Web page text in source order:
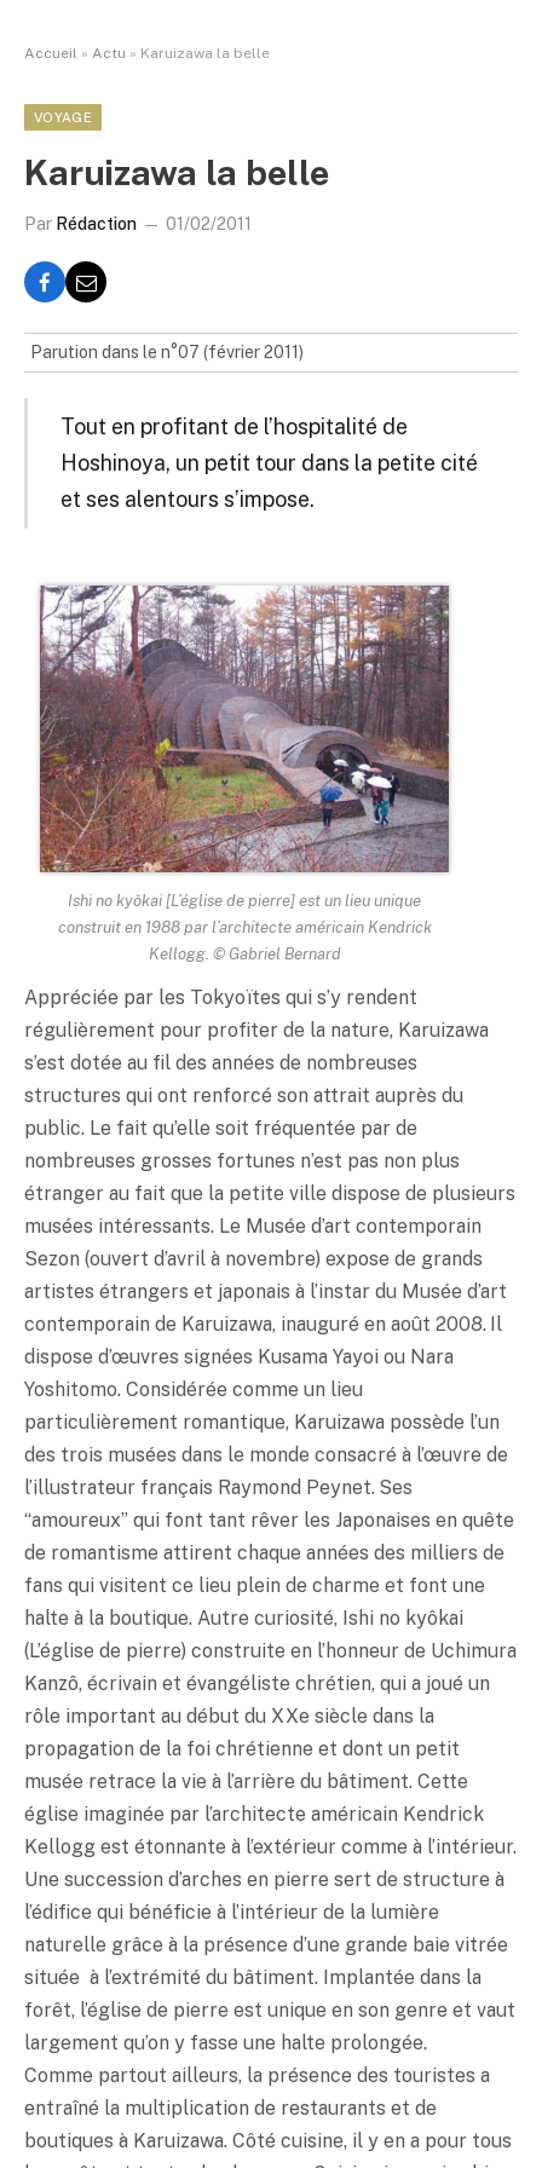
Accueil » Actu » Karuizawa la belle
VOYAGE
Karuizawa la belle
Par Rédaction 01/02/2011
Parution dans le n°07 (février 2011)
Tout en profitant de l’hospitalité de
Hoshinoya, un petit tour dans la petite cité
et ses alentours s’impose.
Ishi no kyôkai [L’église de pierre] est un lieu unique
construit en 1988 par l’architecte américain Kendrick
Kellogg. © Gabriel Bernard
Appréciée par les Tokyoïtes qui s’y rendent
régulièrement pour profiter de la nature, Karuizawa
s’est dotée au fil des années de nombreuses
structures qui ont renforcé son attrait auprès du
public. Le fait qu’elle soit fréquentée par de
nombreuses grosses fortunes n’est pas non plus
étranger au fait que la petite ville dispose de plusieurs
musées intéressants. Le Musée d’art contemporain
Sezon (ouvert d’avril à novembre) expose de grands
artistes étrangers et japonais à l’instar du Musée d’art
contemporain de Karuizawa, inauguré en août 2008. Il
dispose d’œuvres signées Kusama Yayoi ou Nara
Yoshitomo. Considérée comme un lieu
particulièrement romantique, Karuizawa possède l’un
des trois musées dans le monde consacré à l’œuvre de
l’illustrateur français Raymond Peynet. Ses
“amoureux” qui font tant rêver les Japonaises en quête
de romantisme attirent chaque années des milliers de
fans qui visitent ce lieu plein de charme et font une
halte à la boutique. Autre curiosité, Ishi no kyôkai
(L’église de pierre) construite en l’honneur de Uchimura
Kanzô, écrivain et évangéliste chrétien, qui a joué un
rôle important au début du XXe siècle dans la
propagation de la foi chrétienne et dont un petit
musée retrace la vie à l’arrière du bâtiment. Cette
église imaginée par l’architecte américain Kendrick
Kellogg est étonnante à l’extérieur comme à l’intérieur.
Une succession d’arches en pierre sert de structure à
l’édifice qui bénéficie à l’intérieur de la lumière
naturelle grâce à la présence d’une grande baie vitrée
située à l’extrémité du bâtiment. Implantée dans la
forêt, l’église de pierre est unique en son genre et vaut
largement qu’on y fasse une halte prolongée.
Comme partout ailleurs, la présence des touristes a
entraîné la multiplication de restaurants et de
boutiques à Karuizawa. Côté cuisine, il y en a pour tous